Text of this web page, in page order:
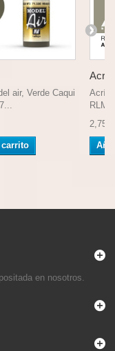
air, Verde Caqui
RLM-
2,75 €
en nosotros.